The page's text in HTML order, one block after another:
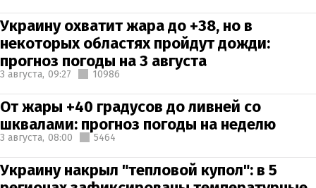
Украину охватит жара до +38, но в
некоторых областях пройдут дожди:
прогноз погоды на 3 августа
3 августа, 09:27 10986
От жары +40 градусов до ливней со
шквалами: прогноз погоды на неделю
3 августа, 08:00 5464
Украину накрыл "тепловой купол": в 5